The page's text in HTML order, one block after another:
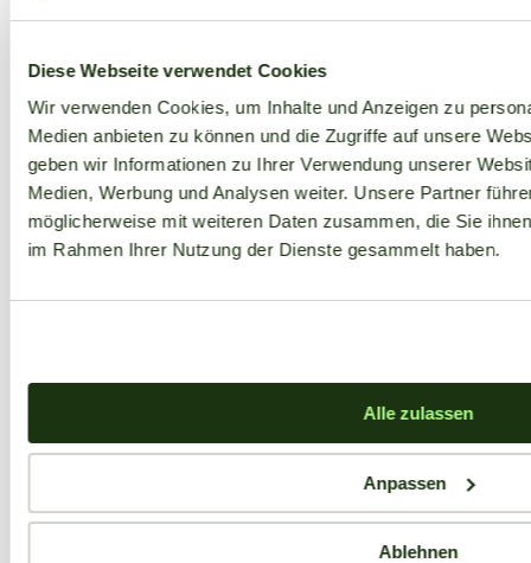
Diese Webseite verwendet Cookies
Wir verwenden Cookies, um Inhalte und Anzeigen zu
Medien anbieten zu können und die Zugriffe auf unsere
geben wir Informationen zu Ihrer Verwendung unserer
Medien, Werbung und Analysen weiter. Unsere Partner
möglicherweise mit weiteren Daten zusammen, die Sie
im Rahmen Ihrer Nutzung der Dienste gesammelt haben.
Alle zulassen
Anpassen
Ablehnen